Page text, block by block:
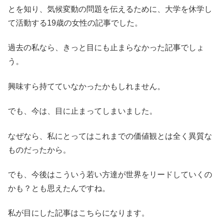
とを知り、気候変動の問題を伝えるために、大学を休学し
て活動する19歳の女性の記事でした。
過去の私なら、きっと目にも止まらなかった記事でしょ
う。
興味すら持てていなかったかもしれません。
でも、今は、目に止まってしまいました。
なぜなら、私にとってはこれまでの価値観とは全く異質な
ものだったから。
でも、今後はこういう若い方達が世界をリードしていくの
かも？とも思えたんですね。
私が目にした記事はこちらになります。